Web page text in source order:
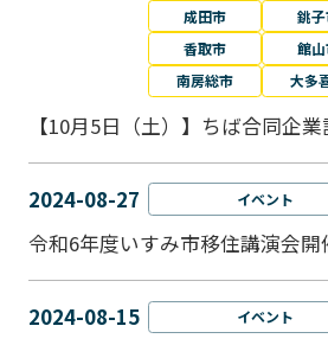
成田市
銚
香取市
館
南房総市
大多
【10月5日（土）】ちば合同企
2024-08-27 イベント
令和6年度いすみ市移住講演会開
2024-08-15 イベント